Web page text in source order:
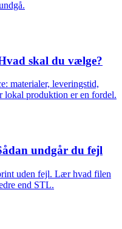
skal du vælge?
materialer, leveringstid,
lokal produktion er en fordel.
undgår du fejl
uden fejl. Lær hvad filen
end STL.